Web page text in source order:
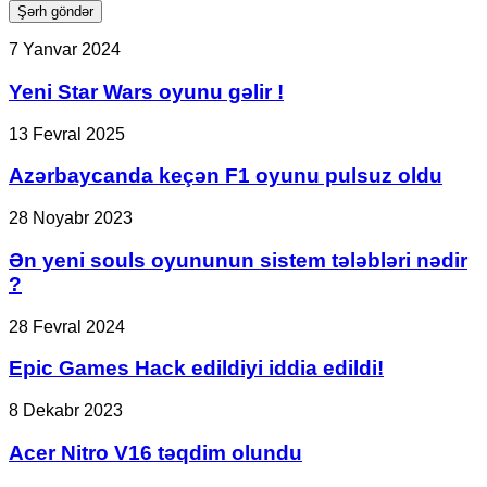
Yeni
Wars
oyunu
gəlir
!
7 Yanvar 2024
Yeni Star Wars oyunu gəlir !
Azərbaycanda
F1
pulsuz
13 Fevral 2025
Azərbaycanda keçən F1 oyunu pulsuz oldu
Ən
souls
oyununun
sistem
nədir
28 Noyabr 2023
Ən yeni souls oyununun sistem tələbləri nədir
?
Epic
Hack
edildiyi
iddia
28 Fevral 2024
Epic Games Hack edildiyi iddia edildi!
Acer
V16
təqdim
8 Dekabr 2023
Acer Nitro V16 təqdim olundu